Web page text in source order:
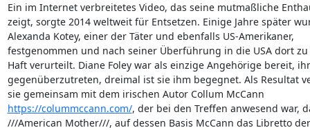
Ein im Internet verbreitetes Video, das seine mutmaßliche
zeigt, sorgte 2014 weltweit für Entsetzen. Einige Jahre später
Alexanda Kotey, einer der Täter und ebenfalls US-Amerikaner,
festgenommen und nach seiner Überführung in die USA dort
Haft verurteilt. Diane Foley war als einzige Angehörige bereit,
gegenüberzutreten, dreimal ist sie ihm begegnet. Als Resultat
https://colummccann.com/, der bei den Treffen anwesend war,
///American Mother///, auf dessen Basis McCann das Libretto